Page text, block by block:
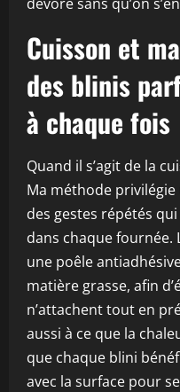
Cuisson et
des blinis
à chaque fois
Quand il s’agit de la
Ma méthode
des gestes répétés
dans chaque fournée.
une poêle
matière grasse, afin
n’attachent tout en
aussi à ce que la
que chaque blini
avec la surface pour